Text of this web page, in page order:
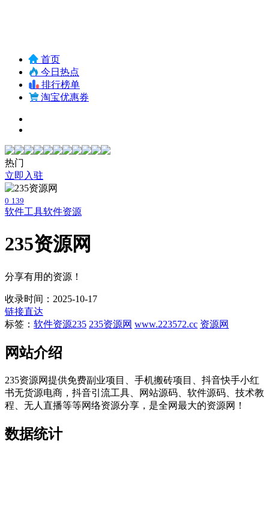
首页
今日热点
排行榜单
淘宝优惠券
热门
立即入驻
0 139
软件工具软件资源
235资源网
分享有用的资源！
收录时间：2025-10-17
链接直达
标签： 软件资源235 235资源网 www.223572.cc 资源网
网站介绍
235资源网提供免费副业项目、手机搬砖项目、抖音快手小红
书无货源电商，抖音引流工具、网站源码、软件源码、技术教
程、无人直播等等网络资源分享，是全网最大的资源网！
数据统计